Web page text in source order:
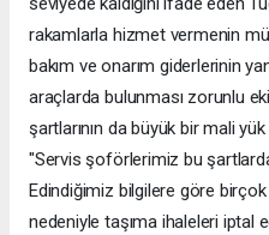
rakamlarla hizmet vermenin
bakım ve onarım giderlerinin
araçlarda bulunması zorunlu
şartlarının da büyük bir mali
"Servis şoförlerimiz bu
Edindiğimiz bilgilere göre
nedeniyle taşıma ihaleleri iptal